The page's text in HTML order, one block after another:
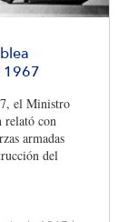
1967
el Ministro
relató con
armadas
del